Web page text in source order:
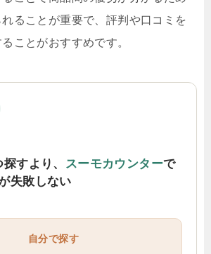
ることが重要で、評判や口コミを
ことがおすすめです。
すより、 スーモカウンターで
失敗しない
自分で探す